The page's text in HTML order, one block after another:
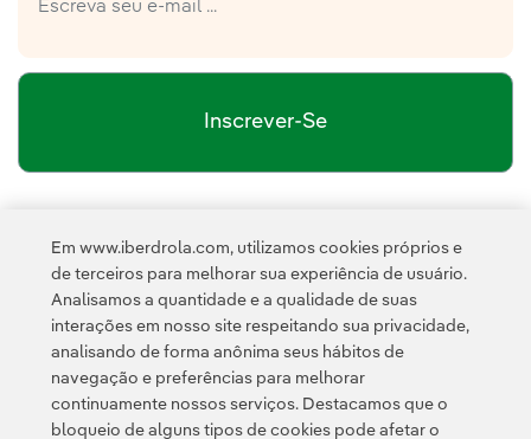
Inscrever-Se
Esta página é protegida pelo reCAPTCHA e pela Política de
Privacidade
Termos de Serviço do Google
Em www.iberdrola.com, utilizamos cookies próprios e
de terceiros para melhorar sua experiência de usuário.
Analisamos a quantidade e a qualidade de suas
interações em nosso site respeitando sua privacidade,
analisando de forma anônima seus hábitos de
navegação e preferências para melhorar
continuamente nossos serviços. Destacamos que o
bloqueio de alguns tipos de cookies pode afetar o